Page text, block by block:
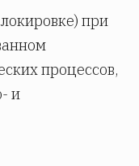
при
процессов,
и